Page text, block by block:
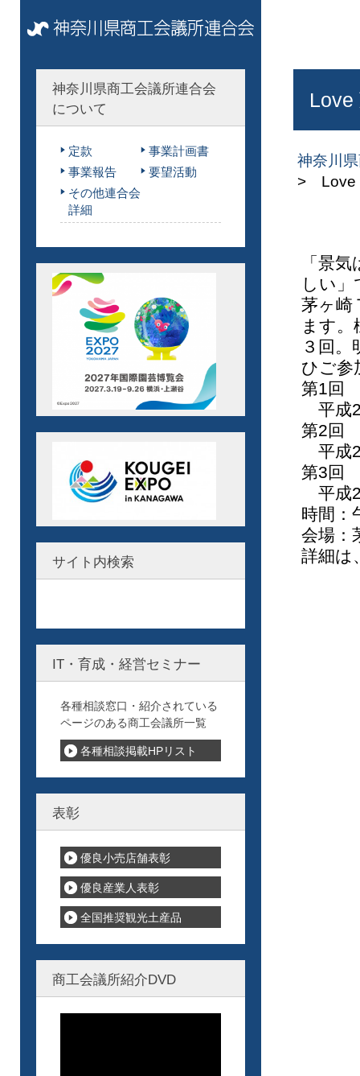
神奈川
> Love
「景
しい」
茅ヶ崎
ます
３回
ひご参
第1回
平成
第2回
平成
第3回
平成
時間：
会場：
詳細は
神奈川県商工会議所連合会
について
定款
事業計画書
事業報告
要望活動
その他連合会
詳細
サイト内検索
IT・育成・経営セミナー
各種相談窓口・紹介されている
ページのある商工会議所一覧
各種相談掲載HPリスト
表彰
優良小売店舗表彰
優良産業人表彰
全国推奨観光土産品
商工会議所紹介DVD